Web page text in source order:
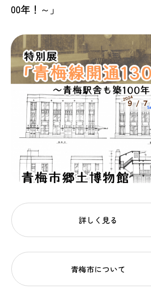
00年！～」
詳しく見る
青梅市について